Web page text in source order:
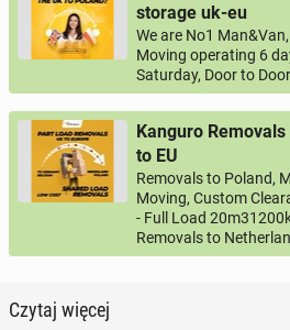
storage uk-eu
We are No1
Moving operating 6
Saturday, Door to
Kanguro
to EU
Removals to Poland,
Moving, Custom
- Full Load
Removals to
Czytaj więcej